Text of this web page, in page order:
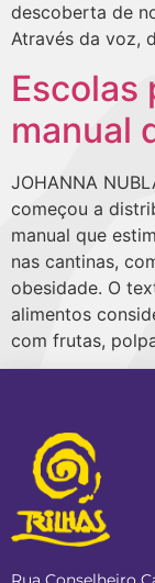
descoberta de
Através da voz,
Escolas
manual
JOHANNA
começou a
manual que
nas cantinas,
obesidade. O
alimentos
com frutas,